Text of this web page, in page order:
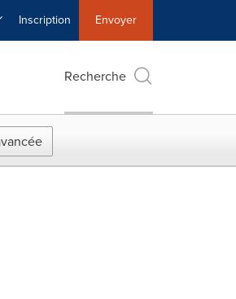
Inscription Envoyer
Recherche